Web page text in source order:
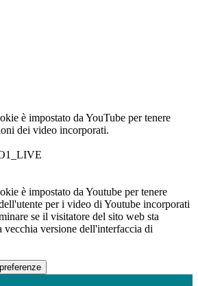
è impostato da YouTube per tenere
dei video incorporati.
è impostato da Youtube per tenere
per i video di Youtube incorporati
se il visitatore del sito web sta
versione dell'interfaccia di